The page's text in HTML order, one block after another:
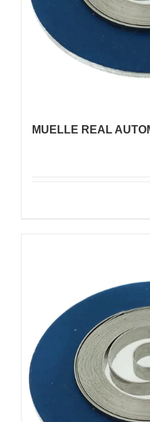
MUELLE REAL